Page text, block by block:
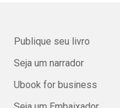
Publique seu livro
Seja um narrador
Ubook for business